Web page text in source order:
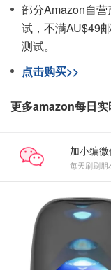
部分Amazon自
试，不满AU$49
测试。
点击购买>>
更多amazon每日
加小编微
每天刷刷朋